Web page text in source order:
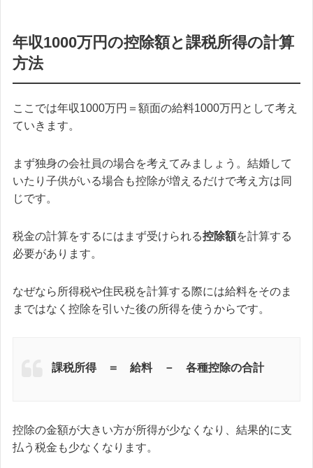
年収1000万円の控除額と課税所得の計算
方法
ここでは年収1000万円＝額面の給料1000万円として考え
ていきます。
まず独身の会社員の場合を考えてみましょう。結婚して
いたり子供がいる場合も控除が増えるだけで考え方は同
じです。
税金の計算をするにはまず受けられる控除額を計算する
必要があります。
なぜなら所得税や住民税を計算する際には給料をそのま
まではなく控除を引いた後の所得を使うからです。
課税所得 ＝ 給料 － 各種控除の合計
控除の金額が大きい方が所得が少なくなり、結果的に支
払う税金も少なくなります。